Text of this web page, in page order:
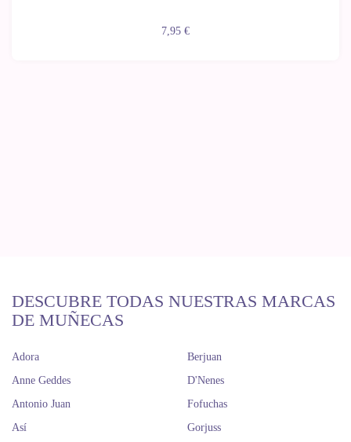
7,95 €
DESCUBRE TODAS NUESTRAS MARCAS
DE MUÑECAS
Adora
Anne Geddes
Antonio Juan
Así
Berjuan
D'Nenes
Fofuchas
Gorjuss